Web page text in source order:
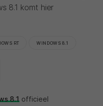
8.1 komt hier
RT WINDOWS 8.1
8.1 officieel